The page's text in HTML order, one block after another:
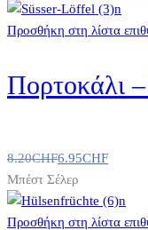
Προσθήκη στη λίστα
Πορτοκάλι
8.20CHF6.95CHF
Μπέστ Σέλερ
Προσθήκη στη λίστα